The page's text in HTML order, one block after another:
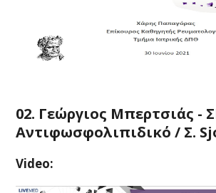
02. Γεώργιος Μπερτσιάς -
Αντιφωσφολιπιδικό / Σ.
Video: